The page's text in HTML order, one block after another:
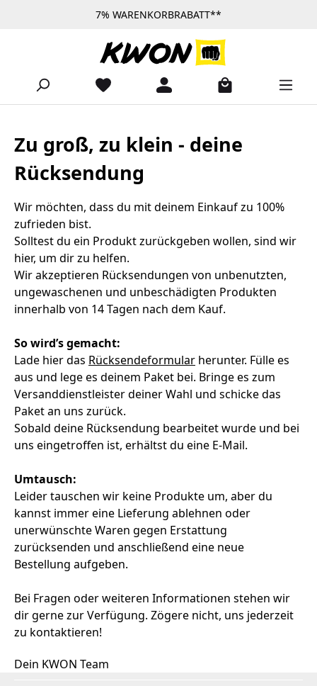
Zum Hauptinhalt springen7% WARENKORBRABATT**
Zu groß, zu klein - deine
Rücksendung
Wir möchten, dass du mit deinem Einkauf zu 100%
zufrieden bist.
Solltest du ein Produkt zurückgeben wollen, sind wir
hier, um dir zu helfen.
Wir akzeptieren Rücksendungen von unbenutzten,
ungewaschenen und unbeschädigten Produkten
innerhalb von 14 Tagen nach dem Kauf.
So wird’s gemacht:
Lade hier das Rücksendeformular herunter. Fülle es
aus und lege es deinem Paket bei. Bringe es zum
Versanddienstleister deiner Wahl und schicke das
Paket an uns zurück.
Sobald deine Rücksendung bearbeitet wurde und bei
uns eingetroffen ist, erhältst du eine E-Mail.
Umtausch:
Leider tauschen wir keine Produkte um, aber du
kannst immer eine Lieferung ablehnen oder
unerwünschte Waren gegen Erstattung
zurücksenden und anschließend eine neue
Bestellung aufgeben.
Bei Fragen oder weiteren Informationen stehen wir
dir gerne zur Verfügung. Zögere nicht, uns jederzeit
zu kontaktieren!
Dein KWON Team